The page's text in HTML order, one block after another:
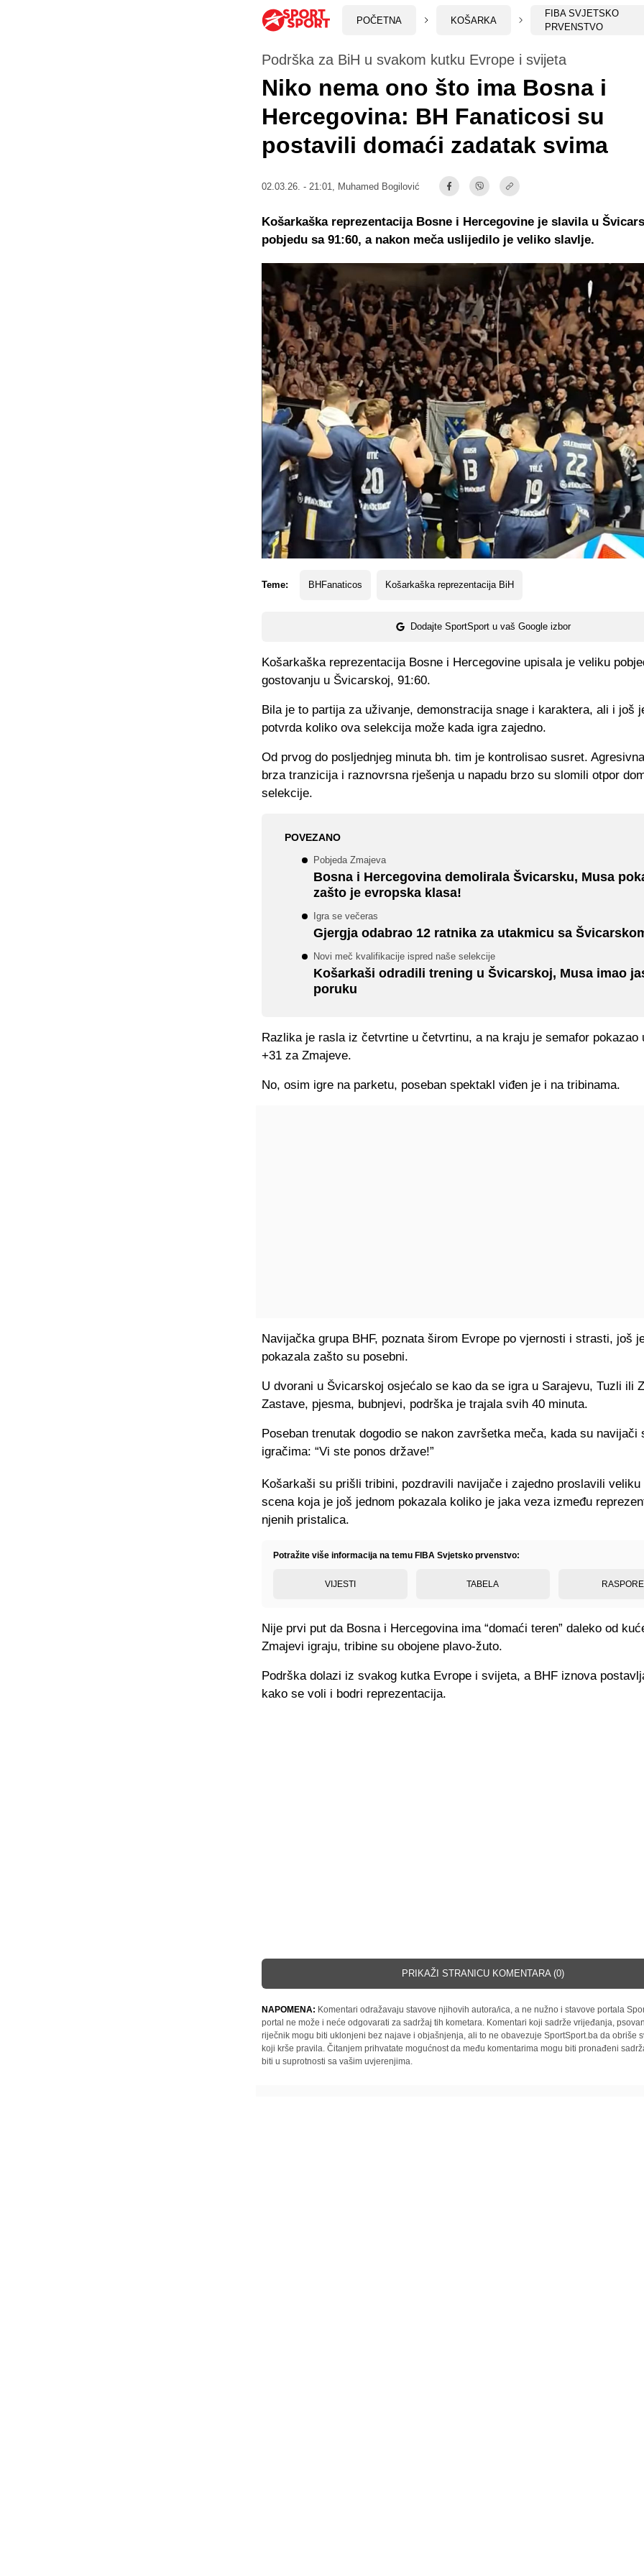
POČETNA KOŠARKA
FIBA SVJETSKO
PRVENSTVO
Podrška za BiH u svakom kutku Evrope i svijeta
Niko nema ono što ima Bosna i
Hercegovina: BH Fanaticosi su
postavili domaći zadatak svima
02.03.26. - 21:01, Muhamed Bogilović
Teme: BHFanaticos Košarkaška reprezentacija BiH
Dodajte SportSport u vaš Google izbor
Košarkaška reprezentacija Bosne i Hercegovine je slavila u
pobjedu sa 91:60, a nakon meča uslijedilo je veliko slavlje.
Košarkaška reprezentacija Bosne i Hercegovine upisala je veliku
gostovanju u Švicarskoj, 91:60.
Bila je to partija za uživanje, demonstracija snage i karaktera, ali i još
potvrda koliko ova selekcija može kada igra zajedno.
Od prvog do posljednjeg minuta bh. tim je kontrolisao susret.
brza tranzicija i raznovrsna rješenja u napadu brzo su slomili otpor
selekcije.
POVEZANO
Pobjeda Zmajeva
Bosna i Hercegovina demolirala Švicarsku, Musa
zašto je evropska klasa!
Igra se večeras
Gjergja odabrao 12 ratnika za utakmicu sa
Novi meč kvalifikacije ispred naše selekcije
Košarkaši odradili trening u Švicarskoj, Musa imao
poruku
Razlika je rasla iz četvrtine u četvrtinu, a na kraju je semafor pokazao
+31 za Zmajeve.
No, osim igre na parketu, poseban spektakl viđen je i na tribinama.
Navijačka grupa BHF, poznata širom Evrope po vjernosti i strasti, još
pokazala zašto su posebni.
U dvorani u Švicarskoj osjećalo se kao da se igra u Sarajevu, Tuzli ili
Zastave, pjesma, bubnjevi, podrška je trajala svih 40 minuta.
Poseban trenutak dogodio se nakon završetka meča, kada su navijači
igračima: “Vi ste ponos države!”
Košarkaši su prišli tribini, pozdravili navijače i zajedno proslavili veliku
scena koja je još jednom pokazala koliko je jaka veza između
njenih pristalica.
Potražite više informacija na temu FIBA Svjetsko prvenstvo:
VIJESTI TABELA
Nije prvi put da Bosna i Hercegovina ima “domaći teren” daleko od
Zmajevi igraju, tribine su obojene plavo-žuto.
Podrška dolazi iz svakog kutka Evrope i svijeta, a BHF iznova
kako se voli i bodri reprezentacija.
PRIKAŽI STRANICU KOMENTARA (0)
NAPOMENA: Komentari odražavaju stavove njihovih autora/ica, a ne nužno i stavove portala
portal ne može i neće odgovarati za sadržaj tih kometara. Komentari koji sadrže vrijeđanja,
riječnik mogu biti uklonjeni bez najave i objašnjenja, ali to ne obavezuje SportSport.ba da obriše
koji krše pravila. Čitanjem prihvatate mogućnost da među komentarima mogu biti pronađeni
biti u suprotnosti sa vašim uvjerenjima.